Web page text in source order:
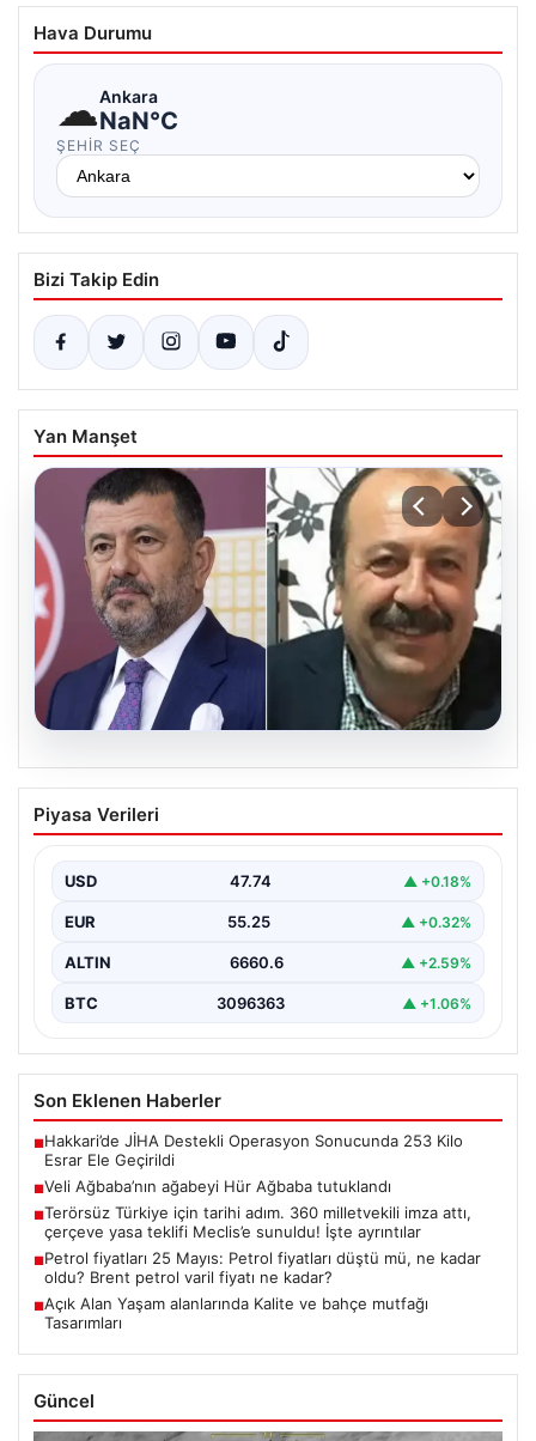
Hava Durumu
☁Ankara
NaN°C
ŞEHIR SEÇ
Bizi Takip Edin
Yan Manşet
06.08.2026
Veli Ağbaba’nın ağabeyi Hür Ağbaba
tutuklandı
Piyasa Verileri
USD 47.74 ▲ +0.18%
EUR 55.25 ▲ +0.32%
ALTIN 6660.6 ▲ +2.59%
BTC 3096363 ▲ +1.06%
Son Eklenen Haberler
■Hakkari’de JİHA Destekli Operasyon Sonucunda 253 Kilo
Esrar Ele Geçirildi
■Veli Ağbaba’nın ağabeyi Hür Ağbaba tutuklandı
■Terörsüz Türkiye için tarihi adım. 360 milletvekili imza attı,
çerçeve yasa teklifi Meclis’e sunuldu! İşte ayrıntılar
■Petrol fiyatları 25 Mayıs: Petrol fiyatları düştü mü, ne kadar
oldu? Brent petrol varil fiyatı ne kadar?
■Açık Alan Yaşam alanlarında Kalite ve bahçe mutfağı
Tasarımları
Güncel